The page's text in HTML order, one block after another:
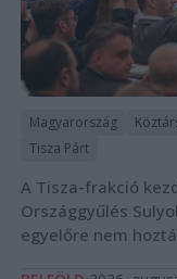
Magyarország
Tisza Párt
A Tisza-frakció
Országgyűlés
egyelőre nem